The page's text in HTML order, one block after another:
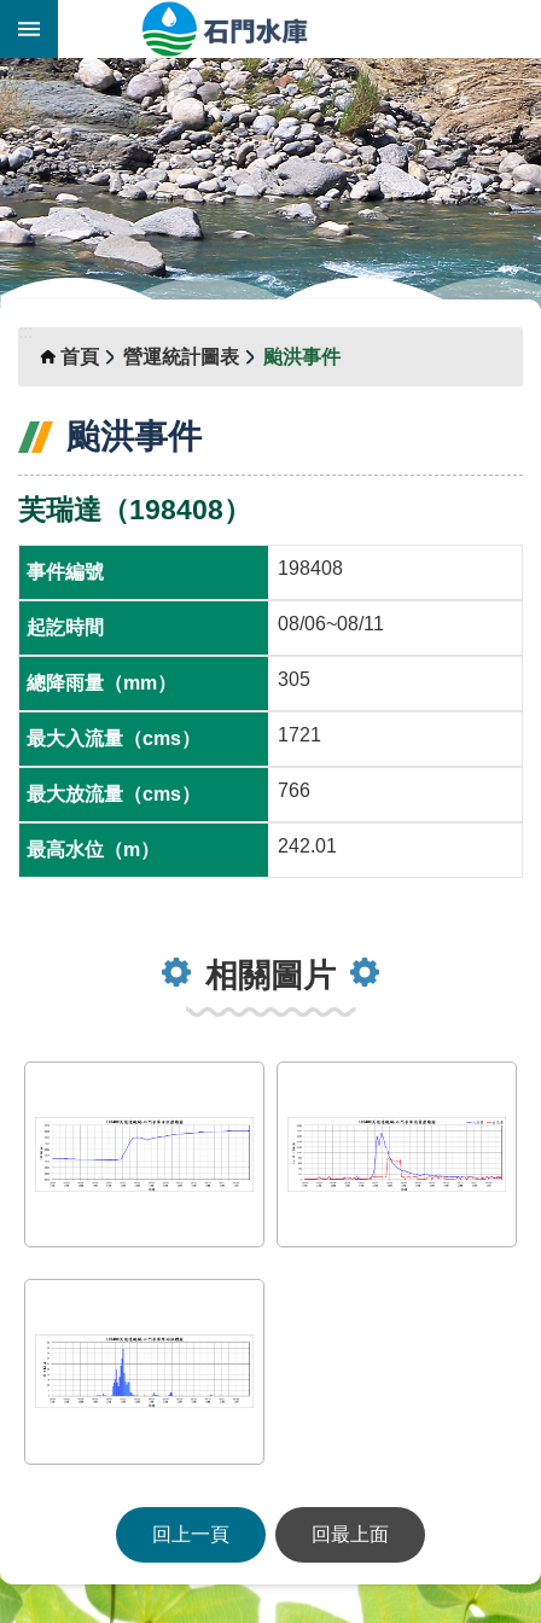
跳到主要內容區塊
::: _
:::
首頁
營運統計圖表 颱洪事件
颱洪事件
芙瑞達（198408）
198408
08/06~08/11
305
1721
766
242.01
相關圖片
回上一頁 回最上面